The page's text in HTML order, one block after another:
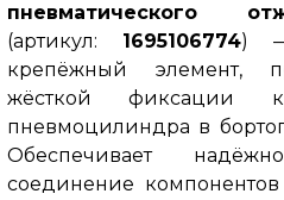
пневматического
(артикул: 1695106774) —
крепёжный элемент,
жёсткой фиксации
пневмоцилиндра в
Обеспечивает
соединение